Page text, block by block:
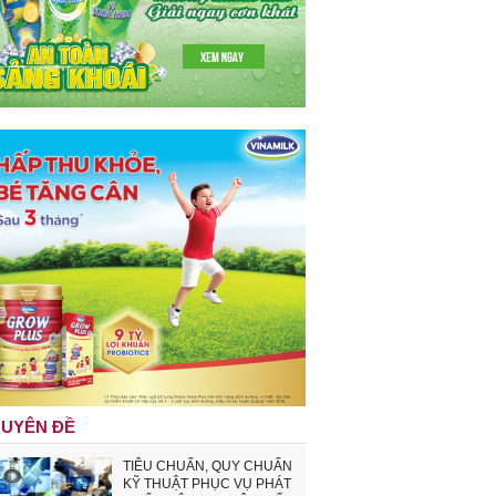
ĐỀ
TIÊU CHUẨN, QUY CHUẨN
KỸ THUẬT PHỤC VỤ PHÁT